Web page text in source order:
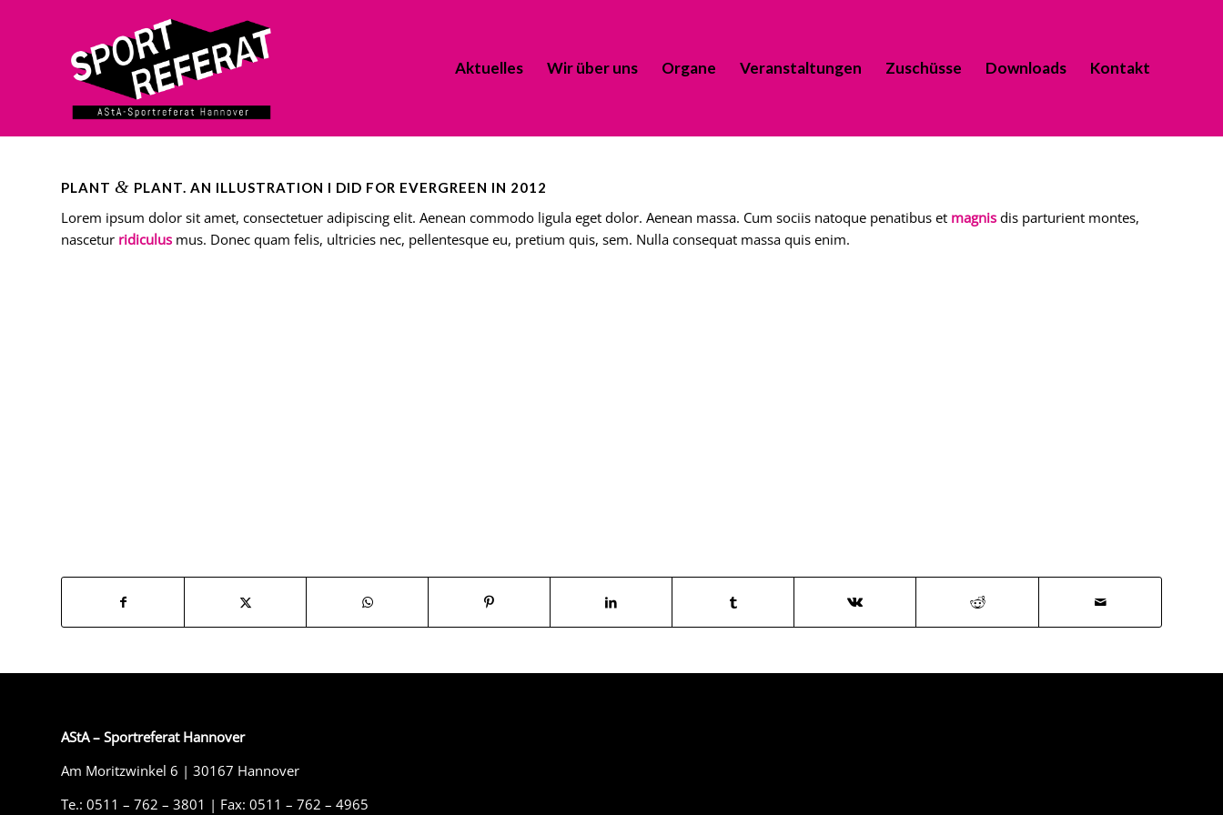
Aktuelles Wir über uns Organe Veranstaltungen Zuschüsse Downloads Kontakt
PLANT & PLANT. AN ILLUSTRATION I DID FOR EVERGREEN IN 2012
Lorem ipsum dolor sit amet, consectetuer adipiscing elit. Aenean commodo ligula eget dolor. Aenean massa. Cum sociis natoque penatibus et magnis dis parturient montes,
nascetur ridiculus mus. Donec quam felis, ultricies nec, pellentesque eu, pretium quis, sem. Nulla consequat massa quis enim.
AStA – Sportreferat Hannover
Am Moritzwinkel 6 | 30167 Hannover
Te.: 0511 – 762 – 3801 | Fax: 0511 – 762 – 4965